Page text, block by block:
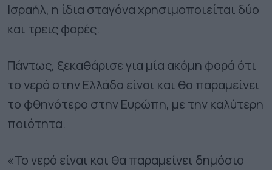
Ισραήλ, η ίδια σταγόνα χρησιμοποιείται δύο
και τρεις φορές.
Πάντως, ξεκαθάρισε για μία ακόμη φορά ότι
το νερό στην Ελλάδα είναι και θα παραμείνει
το φθηνότερο στην Ευρώπη, με την καλύτερη
ποιότητα.
«Το νερό είναι και θα παραμείνει δημόσιο